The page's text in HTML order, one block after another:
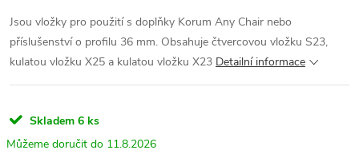
Jsou vložky pro použití s doplňky Korum Any Chair nebo
příslušenství o profilu 36 mm. Obsahuje čtvercovou vložku S23,
kulatou vložku X25 a kulatou vložku X23 Detailní informace
Skladem 6 ks
11.8.2026